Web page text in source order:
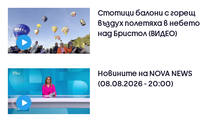
Стотици балони с горещ
въздух полетяха в небето
над Бристол (ВИДЕО)
Новините на NOVA NEWS
(08.08.2026 - 20:00)